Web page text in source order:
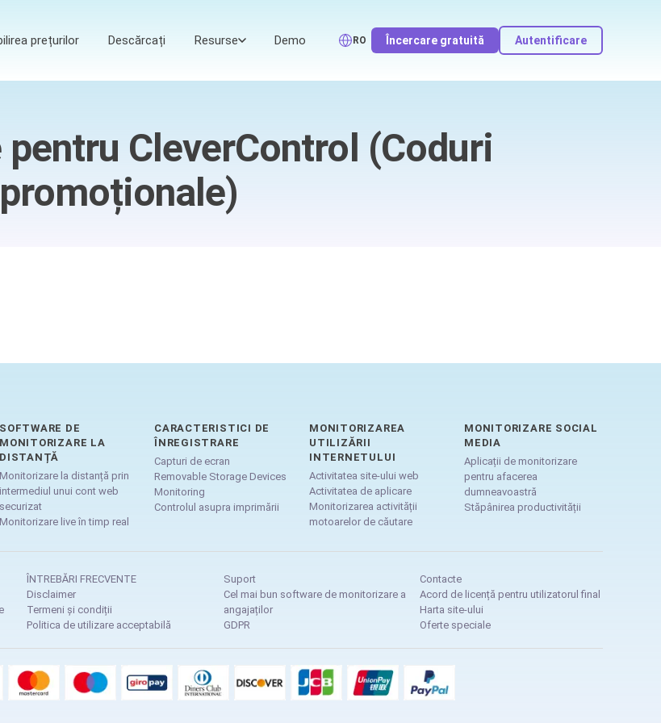
prețurilor Descărcați Resurse Demo RO Încercare gratuită Autentificare
CleverControl (Coduri
promoționale)
SOFTWARE DE
MONITORIZARE LA
DISTANȚĂ
Monitorizare la distanță prin
intermediul unui cont web
securizat
Monitorizare live în timp real
CARACTERISTICI DE
ÎNREGISTRARE
Capturi de ecran
Removable Storage Devices
Monitoring
Controlul asupra imprimării
MONITORIZAREA
UTILIZĂRII
INTERNETULUI
Activitatea site-ului web
Activitatea de aplicare
Monitorizarea activității
motoarelor de căutare
MONITORIZARE SOCIAL
MEDIA
Aplicații de monitorizare
pentru afacerea
dumneavoastră
Stăpânirea productivității
ÎNTREBĂRI FRECVENTE
Disclaimer
Termeni și condiții
Politica de utilizare acceptabilă
Suport
Cel mai bun software de monitorizare a
angajaților
GDPR
Contacte
Acord de licență pentru utilizatorul final
Harta site-ului
Oferte speciale